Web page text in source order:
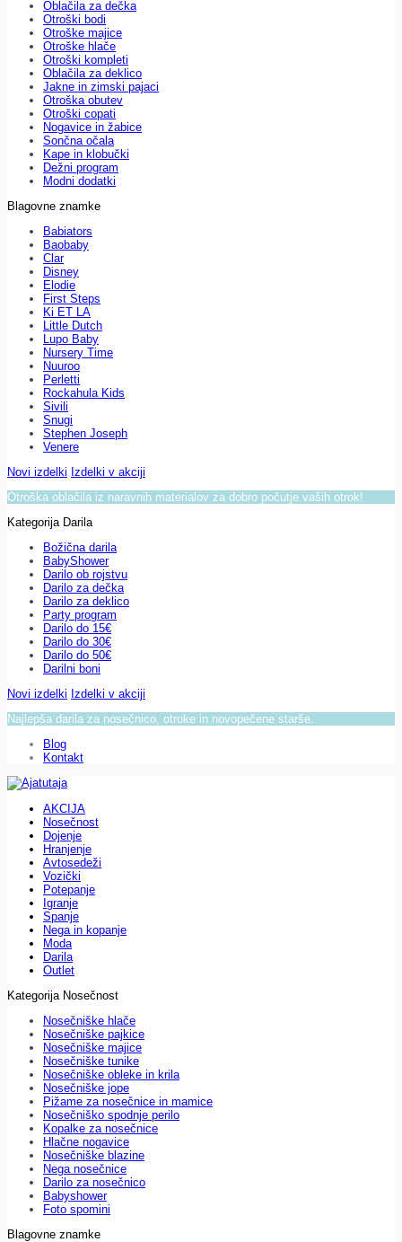
Oblačila za dečka
Otroški bodi
Otroške majice
Otroške hlače
Otroški kompleti
Oblačila za deklico
Jakne in zimski pajaci
Otroška obutev
Otroški copati
Nogavice in žabice
Sončna očala
Kape in klobučki
Dežni program
Modni dodatki
Blagovne znamke
Babiators
Baobaby
Clar
Disney
Elodie
First Steps
Ki ET LA
Little Dutch
Lupo Baby
Nursery Time
Nuuroo
Perletti
Rockahula Kids
Sivili
Snugi
Stephen Joseph
Venere
Novi izdelki Izdelki v akciji
Otroška oblačila iz naravnih materialov za dobro počutje vaših otrok!
Kategorija Darila
Božična darila
BabyShower
Darilo ob rojstvu
Darilo za dečka
Darilo za deklico
Party program
Darilo do 15€
Darilo do 30€
Darilo do 50€
Darilni boni
Novi izdelki Izdelki v akciji
Najlepša darila za nosečnico, otroke in novopečene starše.
Blog
Kontakt
AKCIJA
Nosečnost
Dojenje
Hranjenje
Avtosedeži
Vozički
Potepanje
Igranje
Spanje
Nega in kopanje
Moda
Darila
Outlet
Kategorija Nosečnost
Nosečniške hlače
Nosečniške pajkice
Nosečniške majice
Nosečniške tunike
Nosečniške obleke in krila
Nosečniške jope
Pižame za nosečnice in mamice
Nosečniško spodnje perilo
Kopalke za nosečnice
Hlačne nogavice
Nosečniške blazine
Nega nosečnice
Darilo za nosečnico
Babyshower
Foto spomini
Blagovne znamke